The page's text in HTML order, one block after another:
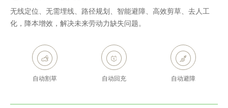
无线定位、无需埋线、路径规划、智能避障、高效剪草、去人工
化，降本增效，解决未来劳动力缺失问题。
自动割草 自动回充 自动避障